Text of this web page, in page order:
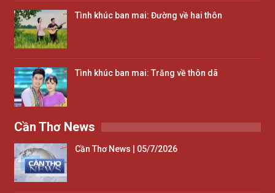
Tình khúc ban mai: Đường về hai thôn
Tình khúc ban mai: Trăng về thôn dã
Cần Thơ News
Cần Thơ News | 05/7/2026